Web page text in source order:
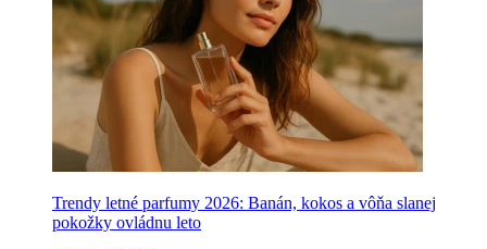
Trendy letné parfumy 2026: Banán, kokos a vôňa slanej
pokožky ovládnu leto